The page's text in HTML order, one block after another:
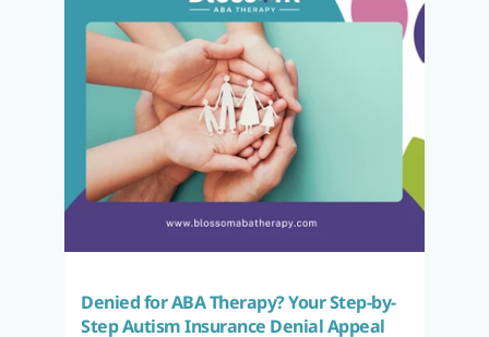
Denied for ABA Therapy? Your Step-by-
Step Autism Insurance Denial Appeal